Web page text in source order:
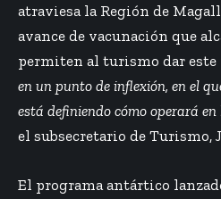
atraviesa la Región de
avance de vacunación que
permiten al turismo dar este
en un punto de inflexión, en el
está definiendo cómo operará
el subsecretario de Turismo,
El programa antártico